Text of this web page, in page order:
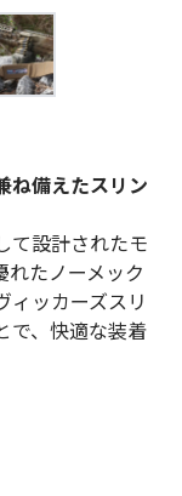
ね備えたスリン
て設計されたモ
れたノーメック
ィッカーズスリ
で、快適な装着